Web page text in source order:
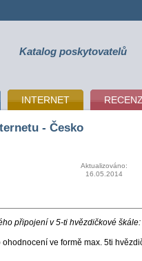
Katalog poskytovatelů
INTERNET
- Česko
Aktualizováno:
16.05.2014
připojení v 5-ti hvězdičkové škále:
ve formě max. 5ti